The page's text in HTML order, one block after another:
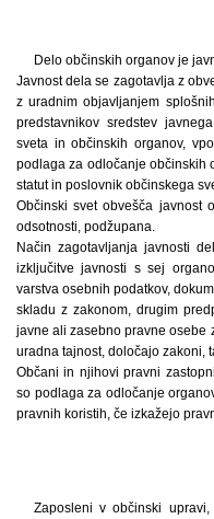
Delo občinskih organov je
Javnost dela se zagotavlja z
z uradnim objavljanjem
predstavnikov sredstev
sveta in občinskih organov,
podlaga za odločanje občinskih
statut in poslovnik občinskega
Občinski svet obvešča javnost
odsotnosti, podžupana.
Način zagotavljanja javnosti
izključitve javnosti s sej
varstva osebnih podatkov,
skladu z zakonom, drugim
javne ali zasebno pravne osebe
uradna tajnost, določajo zakoni,
Občani in njihovi pravni
so podlaga za odločanje
pravnih koristih, če izkažejo
Zaposleni v občinski